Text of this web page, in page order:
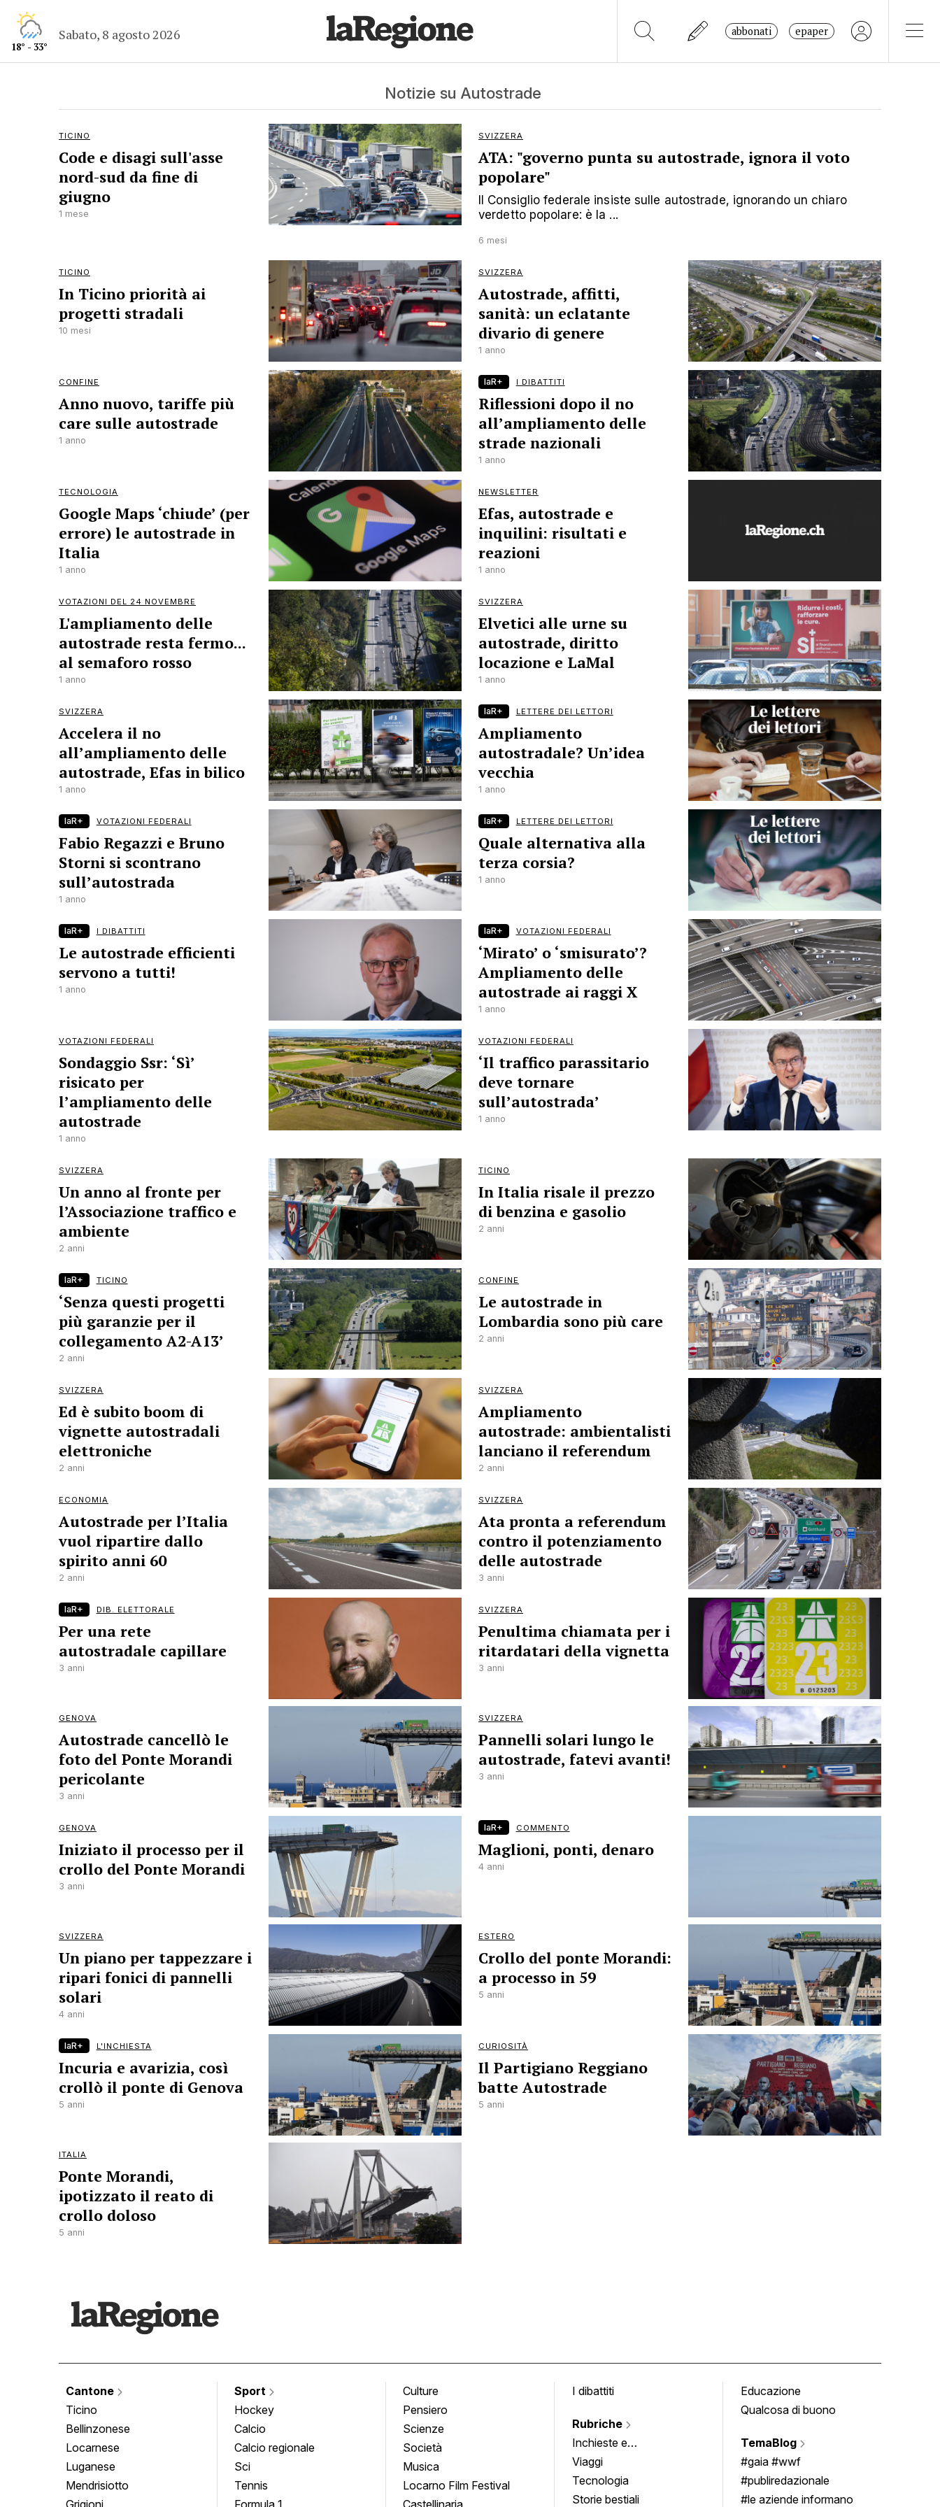
18° - 33°
Sabato, 8 agosto 2026 abbonati epaper
Notizie su Autostrade
TICINO
Code e disagi sull'asse
nord-sud da fine di
giugno
1 mese
SVIZZERA
ATA: "governo punta su autostrade, ignora il voto
popolare"
Il Consiglio federale insiste sulle autostrade, ignorando un chiaro
verdetto popolare: è la ...
6 mesi
TICINO
In Ticino priorità ai
progetti stradali
10 mesi
SVIZZERA
Autostrade, affitti,
sanità: un eclatante
divario di genere
1 anno
CONFINE
Anno nuovo, tariffe più
care sulle autostrade
1 anno
laR+ I DIBATTITI
Riflessioni dopo il no
all’ampliamento delle
strade nazionali
1 anno
TECNOLOGIA
Google Maps ‘chiude’ (per
errore) le autostrade in
Italia
1 anno
NEWSLETTER
Efas, autostrade e
inquilini: risultati e
reazioni
1 anno
VOTAZIONI DEL 24 NOVEMBRE
L'ampliamento delle
autostrade resta fermo...
al semaforo rosso
1 anno
SVIZZERA
Elvetici alle urne su
autostrade, diritto
locazione e LaMal
1 anno
SVIZZERA
Accelera il no
all’ampliamento delle
autostrade, Efas in bilico
1 anno
laR+ LETTERE DEI LETTORI
Ampliamento
autostradale? Un’idea
vecchia
1 anno
laR+ VOTAZIONI FEDERALI
Fabio Regazzi e Bruno
Storni si scontrano
sull’autostrada
1 anno
laR+ LETTERE DEI LETTORI
Quale alternativa alla
terza corsia?
1 anno
laR+ I DIBATTITI
Le autostrade efficienti
servono a tutti!
1 anno
laR+ VOTAZIONI FEDERALI
‘Mirato’ o ‘smisurato’?
Ampliamento delle
autostrade ai raggi X
1 anno
VOTAZIONI FEDERALI
Sondaggio Ssr: ‘Sì’
risicato per
l’ampliamento delle
autostrade
1 anno
VOTAZIONI FEDERALI
‘Il traffico parassitario
deve tornare
sull’autostrada’
1 anno
SVIZZERA
Un anno al fronte per
l’Associazione traffico e
ambiente
2 anni
TICINO
In Italia risale il prezzo
di benzina e gasolio
2 anni
laR+ TICINO
‘Senza questi progetti
più garanzie per il
collegamento A2-A13’
2 anni
CONFINE
Le autostrade in
Lombardia sono più care
2 anni
SVIZZERA
Ed è subito boom di
vignette autostradali
elettroniche
2 anni
SVIZZERA
Ampliamento
autostrade: ambientalisti
lanciano il referendum
2 anni
ECONOMIA
Autostrade per l’Italia
vuol ripartire dallo
spirito anni 60
2 anni
SVIZZERA
Ata pronta a referendum
contro il potenziamento
delle autostrade
3 anni
laR+ DIB. ELETTORALE
Per una rete
autostradale capillare
3 anni
SVIZZERA
Penultima chiamata per i
ritardatari della vignetta
3 anni
GENOVA
Autostrade cancellò le
foto del Ponte Morandi
pericolante
3 anni
SVIZZERA
Pannelli solari lungo le
autostrade, fatevi avanti!
3 anni
GENOVA
Iniziato il processo per il
crollo del Ponte Morandi
3 anni
laR+ COMMENTO
Maglioni, ponti, denaro
4 anni
SVIZZERA
Un piano per tappezzare i
ripari fonici di pannelli
solari
4 anni
ESTERO
Crollo del ponte Morandi:
a processo in 59
5 anni
laR+ L'INCHIESTA
Incuria e avarizia, così
crollò il ponte di Genova
5 anni
CURIOSITÀ
Il Partigiano Reggiano
batte Autostrade
5 anni
ITALIA
Ponte Morandi,
ipotizzato il reato di
crollo doloso
5 anni
Cantone
Ticino
Bellinzonese
Locarnese
Luganese
Mendrisiotto
Grigioni
Sport
Hockey
Calcio
Calcio regionale
Sci
Tennis
Formula 1
Culture
Pensiero
Scienze
Società
Musica
Locarno Film Festival
Castellinaria
I dibattiti
Rubriche
Inchieste e
approfondimenti
Viaggi
Tecnologia
Storie bestiali
Educazione
Qualcosa di buono
TemaBlog
#gaia #wwf
#publiredazionale
#le aziende informano